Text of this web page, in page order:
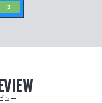
ュー